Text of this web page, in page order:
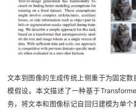
文本到图像的生成传统上侧重于为固定
模假设。本文描述了一种基于
务，将文本和图像标记自回归建模为单